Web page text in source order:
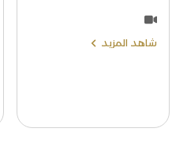
شاهد المزيد